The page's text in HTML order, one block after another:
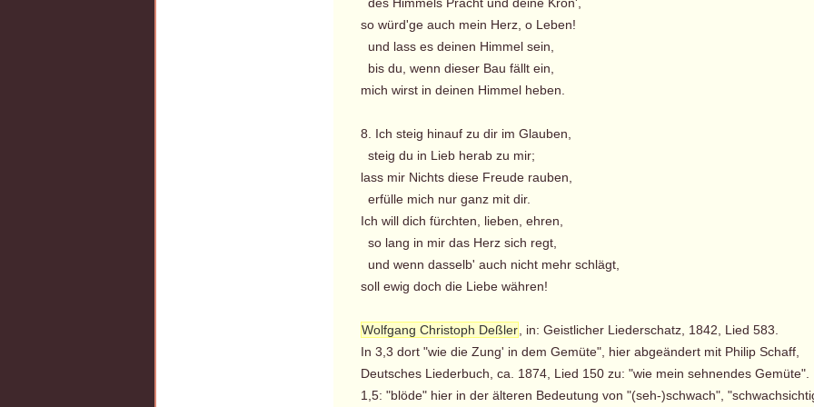
so würd'ge auch mein Herz, o Leben!
und lass es deinen Himmel sein,
bis du, wenn dieser Bau fällt ein,
mich wirst in deinen Himmel heben.
8. Ich steig hinauf zu dir im Glauben,
steig du in Lieb herab zu mir;
lass mir Nichts diese Freude rauben,
erfülle mich nur ganz mit dir.
Ich will dich fürchten, lieben, ehren,
so lang in mir das Herz sich regt,
und wenn dasselb' auch nicht mehr schlägt,
soll ewig doch die Liebe währen!
Wolfgang Christoph Deßler , in: Geistlicher Liederschatz, 1842, Lied 583.
In 3,3 dort "wie die Zung' in dem Gemüte", hier abgeändert mit Philip Schaff,
Deutsches Liederbuch, ca. 1874, Lied 150 zu: "wie mein sehnendes Gemüte".
1,5: "blöde" hier in der älteren Bedeutung von "(seh-)schwach",